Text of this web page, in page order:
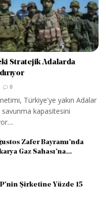
Stratejik Adalarda
0
Türkiye'ye yakın Adalar
kapasitesini
Zafer Bayramı’nda
Gaz Sahası’na...
Şirketine Yüzde 15